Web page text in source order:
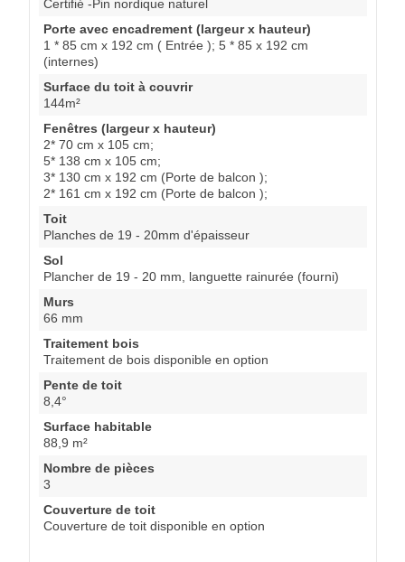
Certifié -Pin nordique naturel
Porte avec encadrement (largeur x hauteur)
1 * 85 cm x 192 cm ( Entrée ); 5 * 85 x 192 cm
(internes)
Surface du toit à couvrir
144m²
Fenêtres (largeur x hauteur)
2* 70 cm x 105 cm;
5* 138 cm x 105 cm;
3* 130 cm x 192 cm (Porte de balcon );
2* 161 cm x 192 cm (Porte de balcon );
Toit
Planches de 19 - 20mm d'épaisseur
Sol
Plancher de 19 - 20 mm, languette rainurée (fourni)
Murs
66 mm
Traitement bois
Traitement de bois disponible en option
Pente de toit
8,4°
Surface habitable
88,9 m²
Nombre de pièces
3
Couverture de toit
Couverture de toit disponible en option